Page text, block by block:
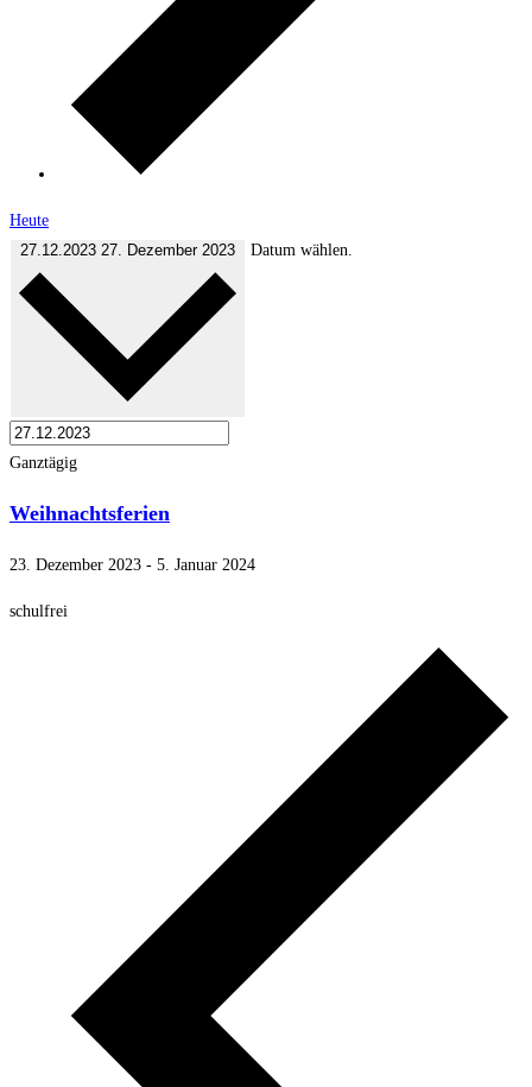
Heute
27.12.2023 27. Dezember 2023 Datum wählen.
Ganztägig
Weihnachtsferien
23. Dezember 2023 - 5. Januar 2024
schulfrei